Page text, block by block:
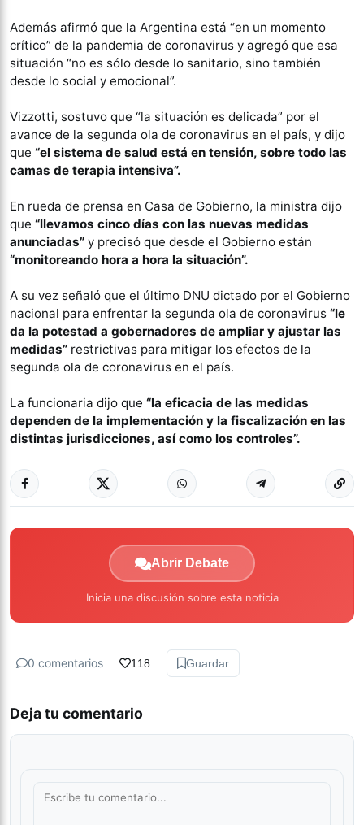
Además afirmó que la Argentina está “en un momento
crítico” de la pandemia de coronavirus y agregó que esa
situación “no es sólo desde lo sanitario, sino también
desde lo social y emocional”.
Vizzotti, sostuvo que “la situación es delicada” por el
avance de la segunda ola de coronavirus en el país, y dijo
que “el sistema de salud está en tensión, sobre todo las
camas de terapia intensiva”.
En rueda de prensa en Casa de Gobierno, la ministra dijo
que “llevamos cinco días con las nuevas medidas
anunciadas” y precisó que desde el Gobierno están
“monitoreando hora a hora la situación”.
A su vez señaló que el último DNU dictado por el Gobierno
nacional para enfrentar la segunda ola de coronavirus “le
da la potestad a gobernadores de ampliar y ajustar las
medidas” restrictivas para mitigar los efectos de la
segunda ola de coronavirus en el país.
La funcionaria dijo que “la eficacia de las medidas
dependen de la implementación y la fiscalización en las
distintas jurisdicciones, así como los controles”.
Abrir Debate
Inicia una discusión sobre esta noticia
0 comentarios 118 Guardar
Deja tu comentario